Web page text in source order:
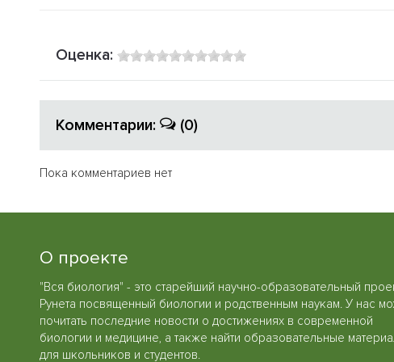
Оценка:
Комментарии: (0)
Пока комментариев нет
О проекте
"Вся биология" - это старейший научно-образовательный
Рунета посвященный биологии и родственным наукам. У нас
почитать последние новости о достижениях в современной
биологии и медицине, а также найти образовательные
для школьников и студентов.